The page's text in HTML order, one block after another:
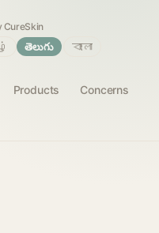
CureSkin
Products
Concerns
తెలుగు
বাংলা